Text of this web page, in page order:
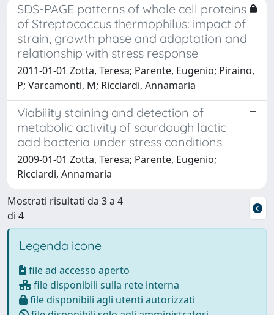
SDS-PAGE patterns of whole cell proteins
of Streptococcus thermophilus: impact of
strain, growth phase and adaptation and
relationship with stress response
2011-01-01 Zotta, Teresa; Parente, Eugenio; Piraino,
P; Varcamonti, M; Ricciardi, Annamaria
Viability staining and detection of
metabolic activity of sourdough lactic
acid bacteria under stress conditions
2009-01-01 Zotta, Teresa; Parente, Eugenio;
Ricciardi, Annamaria
Mostrati risultati da 3 a 4
di 4
Legenda icone
file ad accesso aperto
file disponibili sulla rete interna
file disponibili agli utenti autorizzati